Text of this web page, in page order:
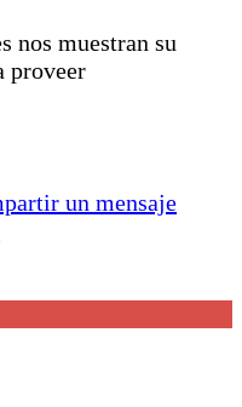
nos muestran su
proveer